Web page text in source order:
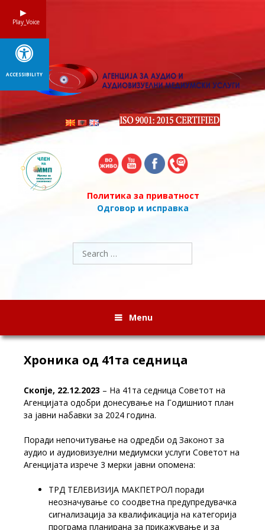
Политика за приватност
Одговор и исправка
Search
for:
Menu
Хроника од 41та седница
Скопје, 22.12.2023 – На 41та седница Советот на
Агенцијата одобри донесување на Годишниот план
за јавни набавки за 2024 година.
Поради непочитување на одредби од Законот за
аудио и аудиовизуелни медиумски услуги Советот на
Агенцијата изрече 3 мерки јавни опомена:
ТРД ТЕЛЕВИЗИЈА МАКПЕТРОЛ поради
неозначување со соодветна предупредувачка
сигнализација за квалификација на категорија
програма планирана за прикажување и за
Play_Voice
ACCESSIBILITY